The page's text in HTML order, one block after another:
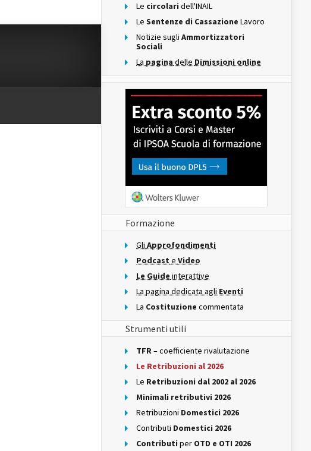
Le circolari dell'INAIL
Le Sentenze di Cassazione Lavoro
Notizie sugli Ammortizzatori
Sociali
La pagina delle Dimissioni online
Formazione
Gli Approfondimenti
Podcast e Video
Le Guide interattive
La pagina dedicata agli Eventi
La Costituzione commentata
Strumenti utili
TFR– coefficiente rivalutazione
Le Retribuzioni al 2026
Le Retribuzioni dal 2002 al 2026
Minimali retributivi 2026
Retribuzioni Domestici 2026
Contributi Domestici 2026
Contributi per OTD e OTI 2026